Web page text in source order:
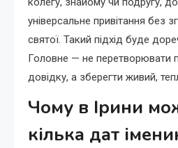
універсальне привітання без
святої. Такий підхід буде
Головне — не перетворювати
довідку, а зберегти живий,
Чому в Ірини
кілька дат